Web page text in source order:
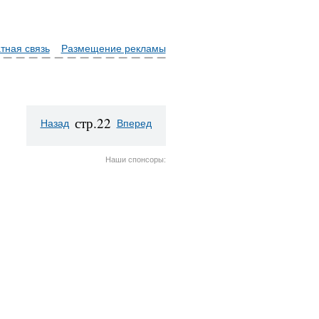
связь Размещение рекламы
Назад стр.22 Вперед
Наши спонсоры: